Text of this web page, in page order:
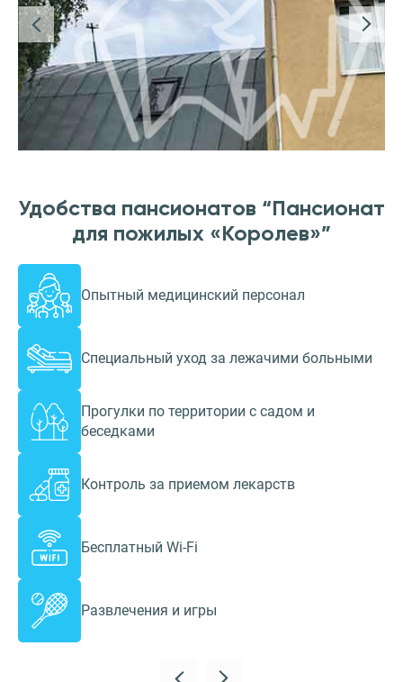
Удобства пансионатов “Пансионат
для пожилых «Королев»”
Опытный медицинский персонал
Специальный уход за лежачими больными
Прогулки по территории с садом и
беседками
Контроль за приемом лекарств
Бесплатный Wi-Fi
Развлечения и игры